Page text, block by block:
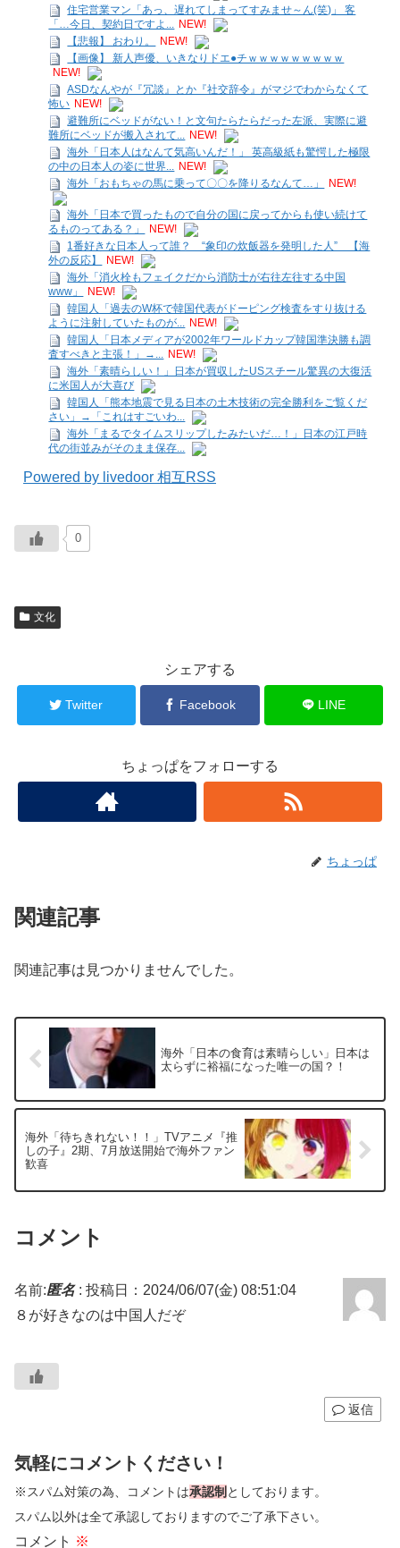
住宅営業マン「あっ、遅れてしまってすみませ～ん(笑)」 客
「…今日、契約日ですよ...
NEW!
【悲報】 おわり。
NEW!
【画像】 新人声優、いきなりドエ●チｗｗｗｗｗｗｗｗｗ
NEW!
ASDなんやが『冗談』とか『社交辞令』がマジでわからなくて
怖い NEW!
避難所にベッドがない！と文句たらたらだった左派、実際に避
難所にベッドが搬入されて...
NEW!
海外「日本人はなんて気高いんだ！」 英高級紙も驚愕した極限
の中の日本人の姿に世界...
NEW!
海外「おもちゃの馬に乗って〇〇を降りるなんて…」
NEW!
海外「日本で買ったもので自分の国に戻ってからも使い続けて
るものってある？」
NEW!
1番好きな日本人って誰？ “象印の炊飯器を発明した人” 【海
外の反応】
NEW!
海外「消火栓もフェイクだから消防士が右往左往する中国
www」
NEW!
韓国人「過去のW杯で韓国代表がドーピング検査をすり抜ける
ように注射していたものが...
NEW!
韓国人「日本メディアが2002年ワールドカップ韓国準決勝も調
査すべきと主張！」→...
NEW!
海外「素晴らしい！」日本が買収したUSスチール驚異の大復活
に米国人が大喜び
韓国人「熊本地震で見る日本の土木技術の完全勝利をご覧くだ
さい」→「これはすごいわ...
海外「まるでタイムスリップしたみたいだ…！」日本の江戸時
代の街並みがそのまま保存...
Powered by livedoor 相互RSS
0
文化
シェアする
Twitter Facebook LINE
ちょっぱをフォローする
ちょっぱ
関連記事
関連記事は見つかりませんでした。
海外「日本の食育は素晴らしい」日本は
太らずに裕福になった唯一の国？！
海外「待ちきれない！！」TVアニメ『推
しの子』2期、7月放送開始で海外ファン
歓喜
コメント
名前:匿名: 投稿日：2024/06/07(金) 08:51:04
８が好きなのは中国人だぞ
返信
気軽にコメントください！
※スパム対策の為、コメントは承認制 としております。
スパム以外は全て承認しておりますのでご了承下さい。
コメント ※